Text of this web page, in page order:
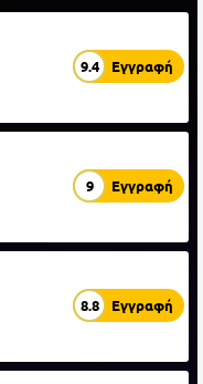
9.4 Εγγραφή
9 Εγγραφή
8.8 Εγγραφή